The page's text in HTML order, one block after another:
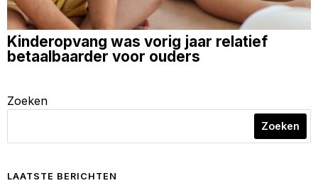
Kinderopvang was vorig jaar relatief
betaalbaarder voor ouders
Zoeken
Zoeken
LAATSTE BERICHTEN